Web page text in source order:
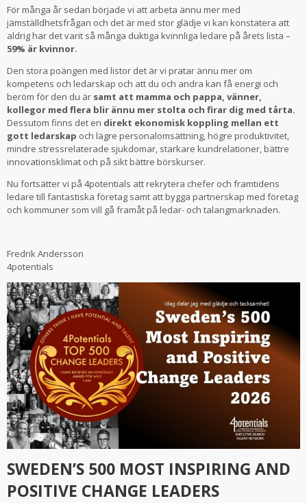
För många år sedan började vi att arbeta ännu mer med
jämställdhetsfrågan och det är med stor glädje vi kan konstatera att
aldrig har det varit så många duktiga kvinnliga ledare på årets lista –
59% är kvinnor.
Den stora poängen med listor det är vi pratar ännu mer om
kompetens och ledarskap och att du och andra kan få energi och
beröm för den du är samt att mamma och pappa, vänner,
kollegor med flera blir ännu mer stolta och firar dig med tårta.
Dessutom finns det en direkt ekonomisk koppling mellan ett
gott ledarskap och lägre personalomsättning, högre produktivitet,
mindre stressrelaterade sjukdomar, starkare kundrelationer, bättre
innovationsklimat och på sikt bättre börskurser.
Nu fortsätter vi på 4potentials att rekrytera chefer och framtidens
ledare till fantastiska företag samt att bygga partnerskap med företag
och kommuner som vill gå framåt på ledar- och talangmarknaden.
Fredrik Andersson
4potentials
SWEDEN’S 500 MOST INSPIRING AND
POSITIVE CHANGE LEADERS